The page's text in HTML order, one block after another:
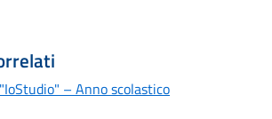
– Anno scolastico